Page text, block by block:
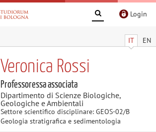
Login
IT EN
Veronica Rossi
Professoressa associata
Dipartimento di Scienze Biologiche,
Geologiche e Ambientali
Settore scientifico disciplinare: GEOS-02/B
Geologia stratigrafica e sedimentologia